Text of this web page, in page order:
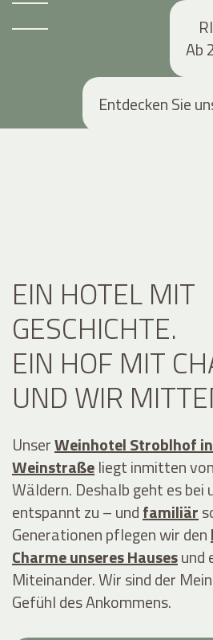
Ab
Entdecken Sie
EIN HOTEL MIT
GESCHICHTE.
EIN HOF MIT
UND WIR
UnserWeinhotel Stroblhof
Weinstraßeliegt inmitten
Wäldern. Deshalb geht es bei
entspannt zu – undfamiliär
Generationen pflegen wir den
Charme unseres Hausesund
Miteinander. Wir sind der
Gefühl des Ankommens.